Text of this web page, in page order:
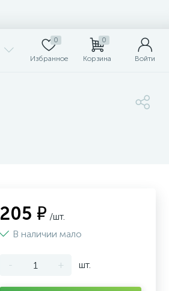
0
Избранное
0
Корзина Войти
205 ₽ /шт.
В наличии мало
- + шт.